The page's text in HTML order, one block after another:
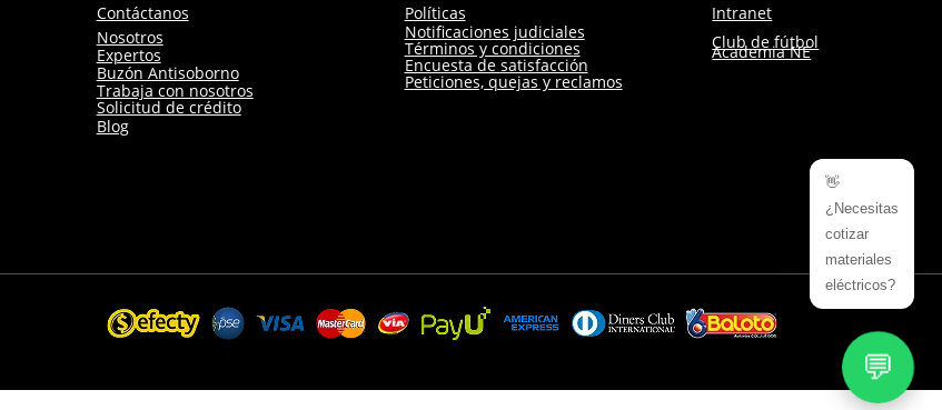
Contáctanos
Nosotros
Expertos
Buzón Antisoborno
Trabaja con nosotros
Solicitud de crédito
Blog
Políticas
Notificaciones judiciales
Términos y condiciones
Encuesta de satisfacción
Peticiones, quejas y reclamos
Intranet
Club de fútbol
Academia NE
👋
¿Necesitas
cotizar
materiales
eléctricos?
💬